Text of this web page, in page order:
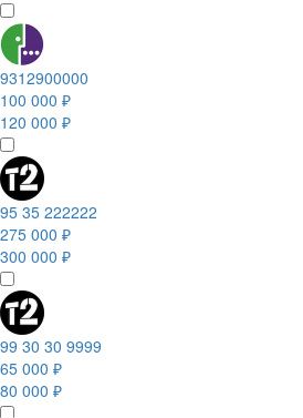
9312900000
100 000 ₽
120 000 ₽
95 35 222222
275 000 ₽
300 000 ₽
99 30 30 9999
65 000 ₽
80 000 ₽